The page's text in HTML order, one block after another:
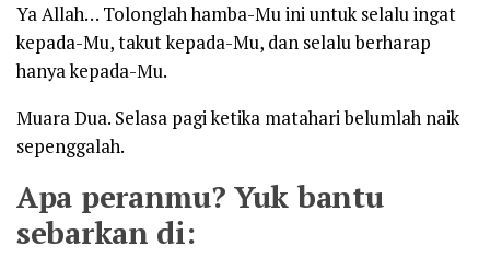
Ya Allah… Tolonglah hamba-Mu ini untuk selalu ingat
kepada-Mu, takut kepada-Mu, dan selalu berharap
hanya kepada-Mu.
Muara Dua. Selasa pagi ketika matahari belumlah naik
sepenggalah.
Apa peranmu? Yuk bantu
sebarkan di: